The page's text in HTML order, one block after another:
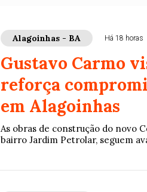
Alagoinhas - BA Há 18 horas
Gustavo Carmo
reforça
em Alagoinhas
As obras de construção do novo
bairro Jardim Petrolar, seguem